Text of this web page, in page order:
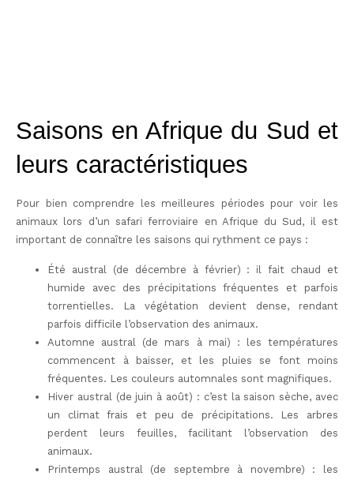
Saisons en Afrique du Sud et
leurs caractéristiques
Pour bien comprendre les meilleures périodes pour voir les
animaux lors d’un safari ferroviaire en Afrique du Sud, il est
important de connaître les saisons qui rythment ce pays :
Été austral
(de décembre à février) : il fait chaud et
humide avec des précipitations fréquentes et parfois
torrentielles. La végétation devient dense, rendant
parfois difficile l’observation des animaux.
Automne austral
(de mars à mai) : les températures
commencent à baisser, et les pluies se font moins
fréquentes. Les couleurs automnales sont magnifiques.
Hiver austral
(de juin à août) : c’est la saison sèche, avec
un climat frais et peu de précipitations. Les arbres
perdent leurs feuilles, facilitant l’observation des
animaux.
Printemps austral
(de septembre à novembre) : les